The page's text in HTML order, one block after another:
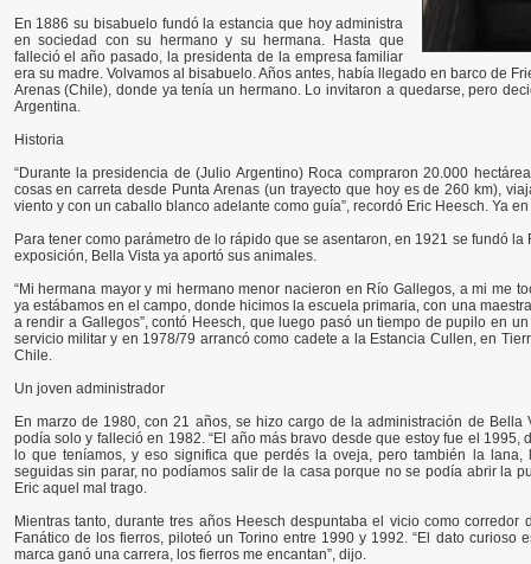
En 1886 su bisabuelo fundó la estancia que hoy administra
en sociedad con su hermano y su hermana. Hasta que
falleció el año pasado, la presidenta de la empresa familiar
era su madre. Volvamos al bisabuelo. Años antes, había llegado en barco de
Arenas (Chile), donde ya tenía un hermano. Lo invitaron a quedarse, pero
Argentina.
Historia
“Durante la presidencia de (Julio Argentino) Roca compraron 20.000
cosas en carreta desde Punta Arenas (un trayecto que hoy es de 260 km),
viento y con un caballo blanco adelante como guía”, recordó Eric Heesch. Ya
Para tener como parámetro de lo rápido que se asentaron, en 1921 se fundó
exposición, Bella Vista ya aportó sus animales.
“Mi hermana mayor y mi hermano menor nacieron en Río Gallegos, a mi me
ya estábamos en el campo, donde hicimos la escuela primaria, con una
a rendir a Gallegos”, contó Heesch, que luego pasó un tiempo de pupilo en
servicio militar y en 1978/79 arrancó como cadete a la Estancia Cullen, en
Chile.
Un joven administrador
En marzo de 1980, con 21 años, se hizo cargo de la administración de
podía solo y falleció en 1982. “El año más bravo desde que estoy fue el
lo que teníamos, y eso significa que perdés la oveja, pero también la
seguidas sin parar, no podíamos salir de la casa porque no se podía abrir la
Eric aquel mal trago.
Mientras tanto, durante tres años Heesch despuntaba el vicio como
Fanático de los fierros, piloteó un Torino entre 1990 y 1992. “El dato
marca ganó una carrera, los fierros me encantan”, dijo.